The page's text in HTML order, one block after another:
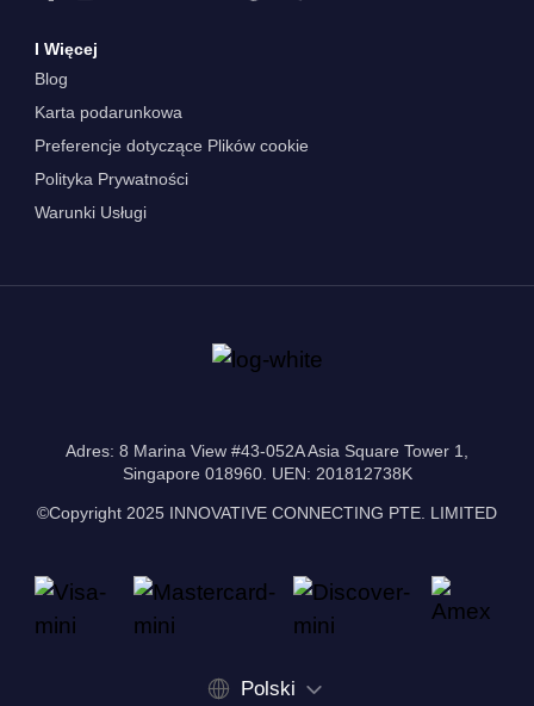
I Więcej
Blog
Karta podarunkowa
Preferencje dotyczące Plików cookie
Polityka Prywatności
Warunki Usługi
Adres: 8 Marina View #43-052A Asia Square Tower 1,
Singapore 018960. UEN: 201812738K
©Copyright 2025 INNOVATIVE CONNECTING PTE. LIMITED
Polski